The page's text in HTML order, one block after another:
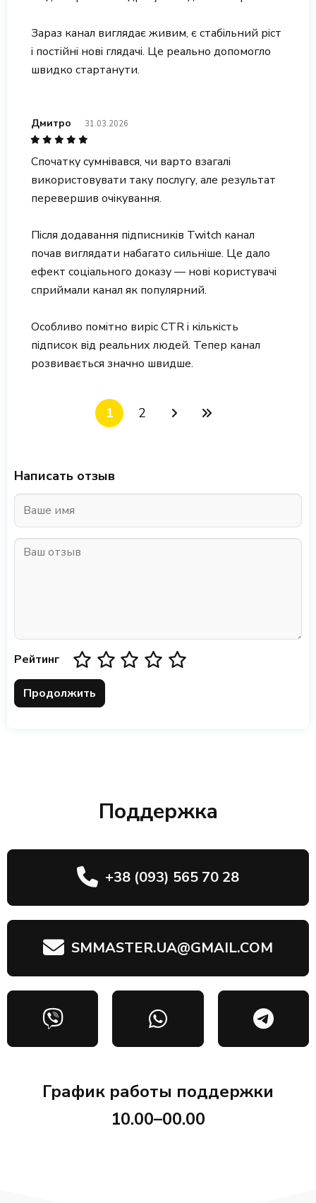
Зараз канал виглядає живим, є стабільний ріст
і постійні нові глядачі. Це реально допомогло
швидко стартанути.
Дмитро 31.03.2026
Спочатку сумнівався, чи варто взагалі
використовувати таку послугу, але результат
перевершив очікування.
Після додавання підписників Twitch канал
почав виглядати набагато сильніше. Це дало
ефект соціального доказу — нові користувачі
сприймали канал як популярний.
Особливо помітно виріс CTR і кількість
підписок від реальних людей. Тепер канал
розвивається значно швидше.
1 2
Написать отзыв
Рейтинг
Продолжить
Поддержка
+38 (093) 565 70 28
SMMASTER.UA@GMAIL.COM
График работы поддержки
10.00–00.00